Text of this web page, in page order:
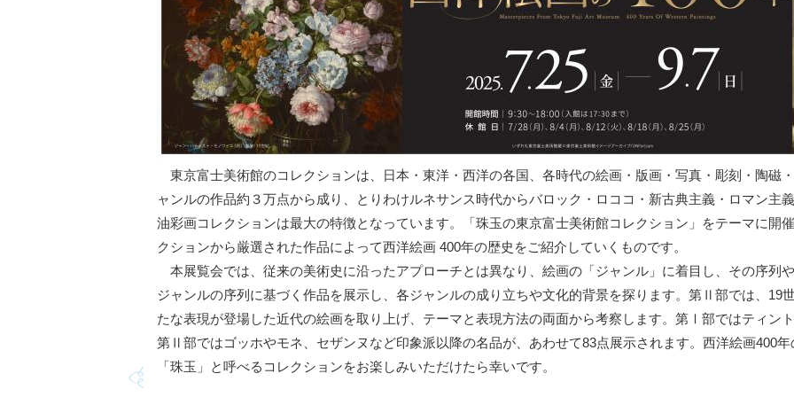
東京富士美術館のコレクションは、日本・東洋・西洋の各国、各時代の絵画・版画・写真・彫刻・陶磁
ャンルの作品約３万点から成り、とりわけルネサンス時代からバロック・ロココ・新古典主義・ロマン主
油彩画コレクションは最大の特徴となっています。「珠玉の東京富士美術館コレクション」をテーマに開
クションから厳選された作品によって西洋絵画 400年の歴史をご紹介していくものです。
本展覧会では、従来の美術史に沿ったアプローチとは異なり、絵画の「ジャンル」に着目し、その序列
ジャンルの序列に基づく作品を展示し、各ジャンルの成り立ちや文化的背景を探ります。第Ⅱ部では、19
たな表現が登場した近代の絵画を取り上げ、テーマと表現方法の両面から考察します。第Ⅰ部ではティン
第Ⅱ部ではゴッホやモネ、セザンヌなど印象派以降の名品が、あわせて83点展示されます。西洋絵画400
「珠玉」と呼べるコレクションをお楽しみいただけたら幸いです。